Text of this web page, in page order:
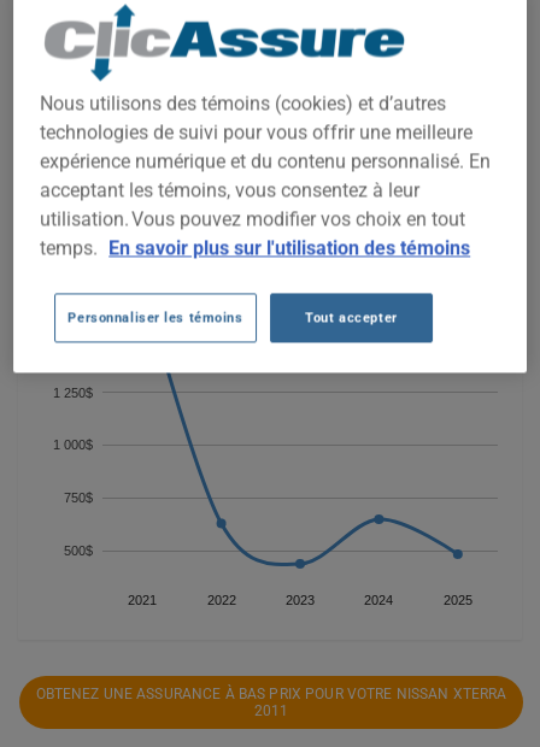
Nous n'avons pas encore suffisamment de données
d'assurance auto pour ce véhicule.
Essayez un autre modèle ou une autre année, ou
commencez une soumission pour un prix personnalisé.
Pour trouver la meilleur assurance pour votre véhicule NISSAN
XTERRA 2011, il est plus important que jamais de comparer
les options disponibles.
2021 2022 2023 2024 2025
500$
750$
1 000$
1 250$
1 500$
OBTENEZ UNE ASSURANCE À BAS PRIX POUR VOTRE NISSAN XTERRA
2011
Nous utilisons des témoins (cookies) et d’autres
technologies de suivi pour vous offrir une meilleure
expérience numérique et du contenu personnalisé. En
acceptant les témoins, vous consentez à leur
utilisation. Vous pouvez modifier vos choix en tout
temps. En savoir plus sur l'utilisation des témoins
Personnaliser les témoins Tout accepter